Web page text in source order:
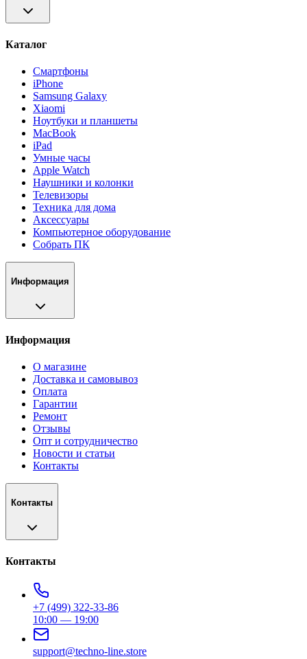
Каталог
Смартфоны
iPhone
Samsung Galaxy
Xiaomi
Ноутбуки и планшеты
MacBook
iPad
Умные часы
Apple Watch
Наушники и колонки
Телевизоры
Техника для дома
Аксессуары
Компьютерное оборудование
Собрать ПК
Информация
Информация
О магазине
Доставка и самовывоз
Оплата
Гарантии
Ремонт
Отзывы
Опт и сотрудничество
Новости и статьи
Контакты
Контакты
Контакты
+7 (499) 322-33-86
10:00 — 19:00
support@techno-line.store